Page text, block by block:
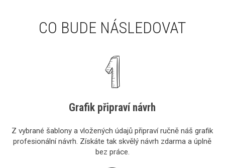
CO BUDE NÁSLEDOVAT
Grafik připraví návrh
Z vybrané šablony a vložených údajů připraví ručně náš grafik
profesionální návrh. Získáte tak skvělý návrh zdarma a úplně
bez práce.